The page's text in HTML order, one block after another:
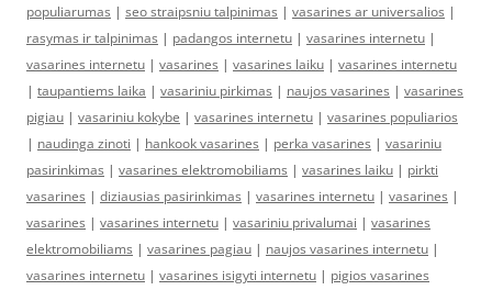
populiarumas | seo straipsniu talpinimas | vasarines ar universalios |
rasymas ir talpinimas | padangos internetu | vasarines internetu |
vasarines internetu | vasarines | vasarines laiku | vasarines internetu
| taupantiems laika | vasariniu pirkimas | naujos vasarines | vasarines
pigiau | vasariniu kokybe | vasarines internetu | vasarines populiarios
| naudinga zinoti | hankook vasarines | perka vasarines | vasariniu
pasirinkimas | vasarines elektromobiliams | vasarines laiku | pirkti
vasarines | diziausias pasirinkimas | vasarines internetu | vasarines |
vasarines | vasarines internetu | vasariniu privalumai | vasarines
elektromobiliams | vasarines pagiau | naujos vasarines internetu |
vasarines internetu | vasarines isigyti internetu | pigios vasarines